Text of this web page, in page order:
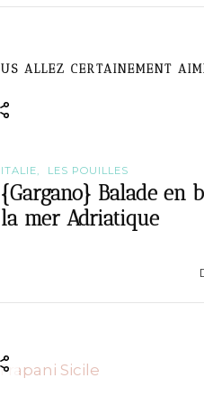
ALLEZ CERTAINEMENT
ITALIE LES POUILLES
{Gargano} Balade en
la mer Adriatique